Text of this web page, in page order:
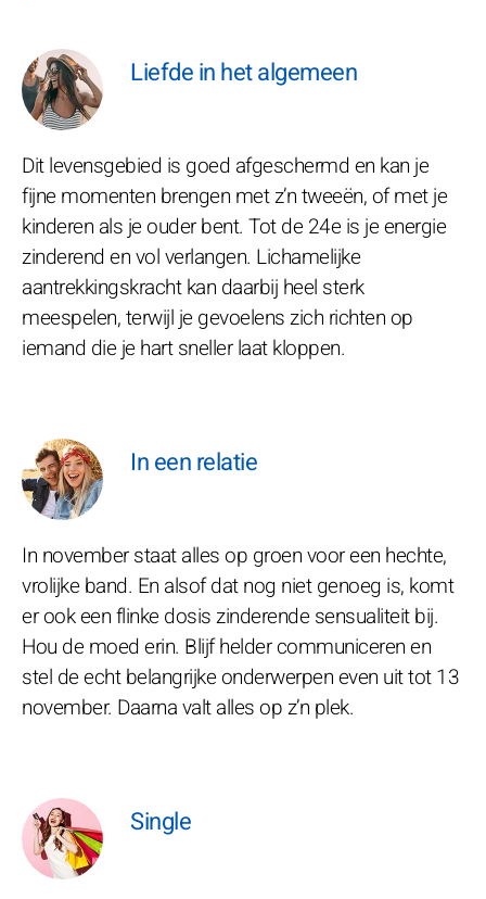
Liefde in het algemeen
Dit levensgebied is goed afgeschermd en kan je
fijne momenten brengen met z’n tweeën, of met je
kinderen als je ouder bent. Tot de 24e is je energie
zinderend en vol verlangen. Lichamelijke
aantrekkingskracht kan daarbij heel sterk
meespelen, terwijl je gevoelens zich richten op
iemand die je hart sneller laat kloppen.
In een relatie
In november staat alles op groen voor een hechte,
vrolijke band. En alsof dat nog niet genoeg is, komt
er ook een flinke dosis zinderende sensualiteit bij.
Hou de moed erin. Blijf helder communiceren en
stel de echt belangrijke onderwerpen even uit tot 13
november. Daarna valt alles op z’n plek.
Single